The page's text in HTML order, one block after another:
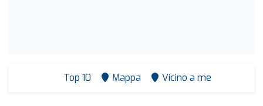
Top 10 Mappa Vicino a me